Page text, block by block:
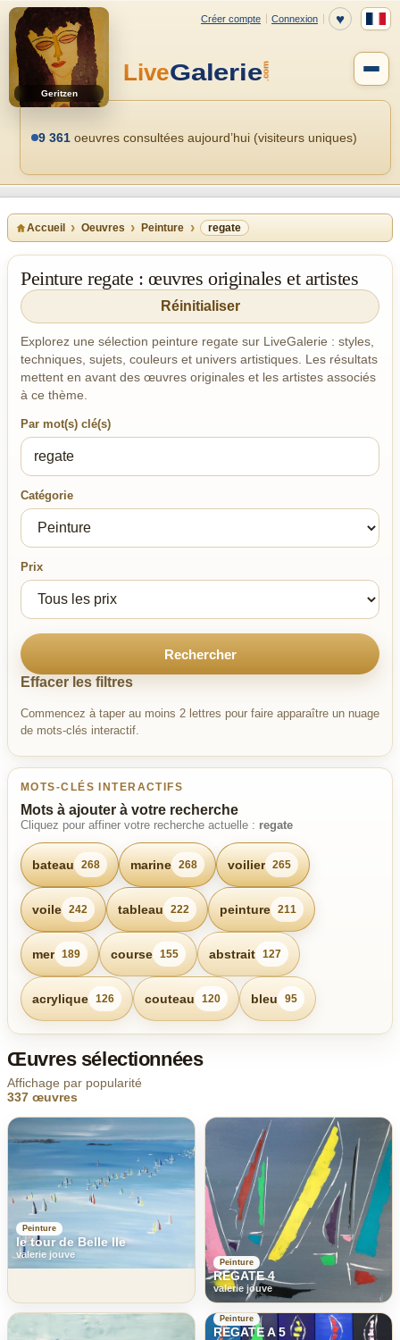
Geritzen
9 361 oeuvres consultées aujourd’hui (visiteurs uniques)
Accueil Oeuvres Peinture regate
Peinture regate : œuvres originales et artistes
Réinitialiser
Explorez une sélection peinture regate sur LiveGalerie : styles,
techniques, sujets, couleurs et univers artistiques. Les résultats
mettent en avant des œuvres originales et les artistes associés
à ce thème.
Par mot(s) clé(s)
Catégorie
Prix
Rechercher
Effacer les filtres
Commencez à taper au moins 2 lettres pour faire apparaître un nuage
de mots-clés interactif.
MOTS-CLÉS INTERACTIFS
Mots à ajouter à votre recherche
Cliquez pour affiner votre recherche actuelle : regate
bateau 268 marine 268 voilier 265
voile 242 tableau 222 peinture 211
mer 189 course 155 abstrait 127
acrylique 126 couteau 120 bleu 95
Œuvres sélectionnées
Affichage par popularité
337 œuvres
Peinture
le tour de Belle Ile
valerie jouve
Peinture
REGATE 4
valerie jouve
Peinture
REGATE A 5